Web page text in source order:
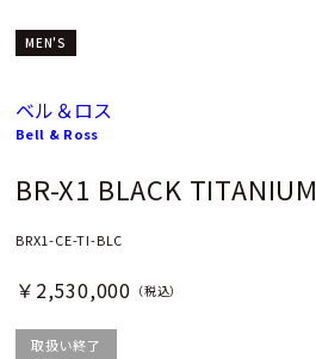
MEN'S
ベル＆ロス
Bell & Ross
BR-X1 BLACK TITANIUM
BRX1-CE-TI-BLC
￥2,530,000 （税込）
取扱い終了